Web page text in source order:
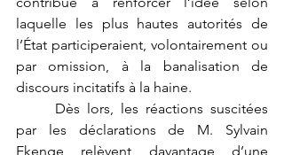
laquelle les plus hautes autorités de
l’État participeraient, volontairement ou
par omission, à la banalisation de
discours incitatifs à la haine.
par les déclarations de M. Sylvain
Ekenge relèvent davantage d’une